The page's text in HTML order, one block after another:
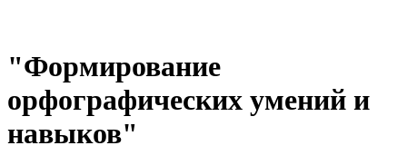
"Формирование
орфографических умений и
навыков"